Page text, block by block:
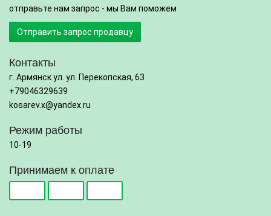
отправьте нам запрос - мы Вам поможем
Отправить запрос продавцу
Контакты
г. Армянск ул. ул. Перекопская, 63
+79046329639
kosarev.x@yandex.ru
Режим работы
10-19
Принимаем к оплате